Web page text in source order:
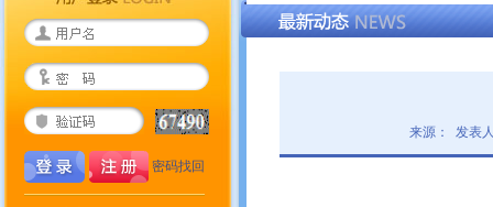
密码找回
来源： 发表